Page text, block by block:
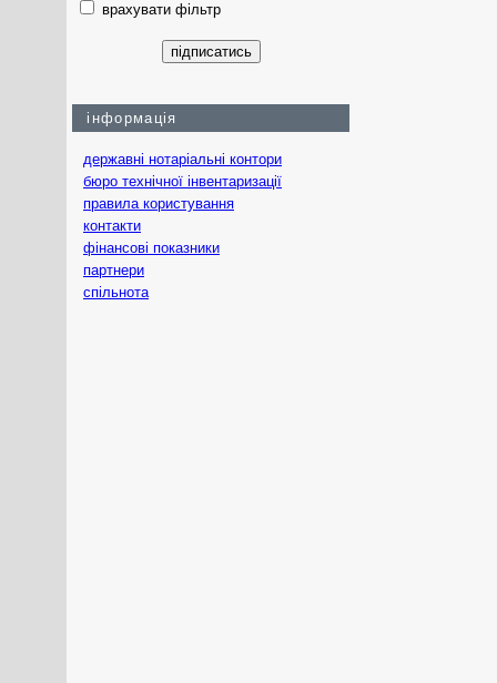
врахувати фільтр
інформація
державні нотаріальні контори
бюро технічної інвентаризації
правила користування
контакти
фінансові показники
партнери
спільнота